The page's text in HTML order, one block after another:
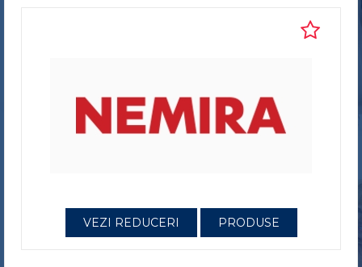
VEZI REDUCERI PRODUSE